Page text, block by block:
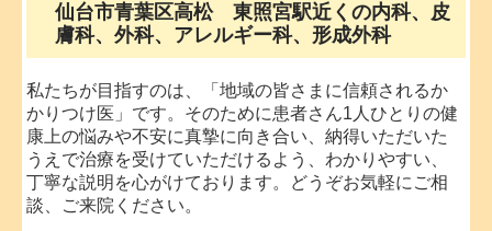
仙台市青葉区高松 東照宮駅近くの内科、皮
膚科、外科、アレルギー科、形成外科
私たちが目指すのは、「地域の皆さまに信頼されるか
かりつけ医」です。そのために患者さん1人ひとりの健
康上の悩みや不安に真摯に向き合い、納得いただいた
うえで治療を受けていただけるよう、わかりやすい、
丁寧な説明を心がけております。どうぞお気軽にご相
談、ご来院ください。